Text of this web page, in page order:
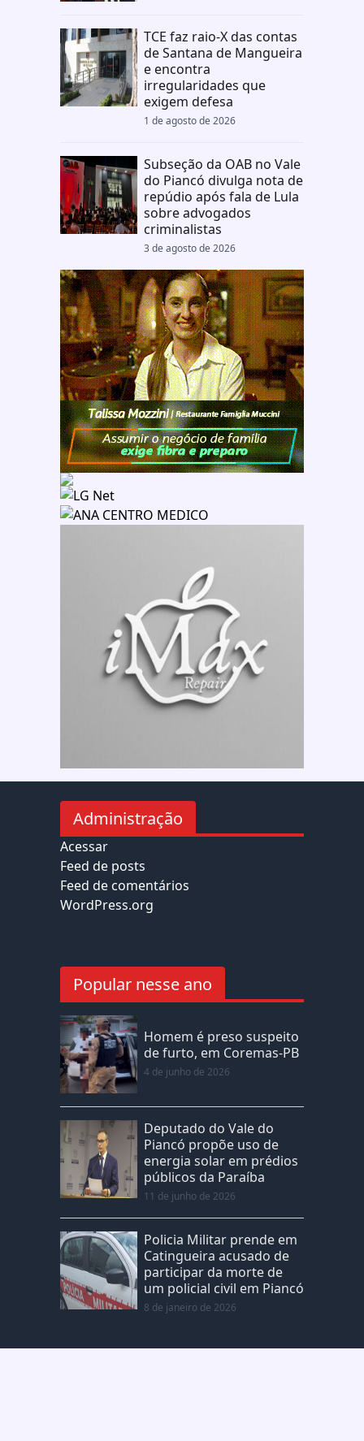
TCE faz raio-X das contas
de Santana de Mangueira
e encontra
irregularidades que
exigem defesa
1 de agosto de 2026
Subseção da OAB no Vale
do Piancó divulga nota de
repúdio após fala de Lula
sobre advogados
criminalistas
3 de agosto de 2026
Administração
Acessar
Feed de posts
Feed de comentários
WordPress.org
Popular nesse ano
Homem é preso suspeito
de furto, em Coremas-PB
4 de junho de 2026
Deputado do Vale do
Piancó propõe uso de
energia solar em prédios
públicos da Paraíba
11 de junho de 2026
Policia Militar prende em
Catingueira acusado de
participar da morte de
um policial civil em Piancó
8 de janeiro de 2026